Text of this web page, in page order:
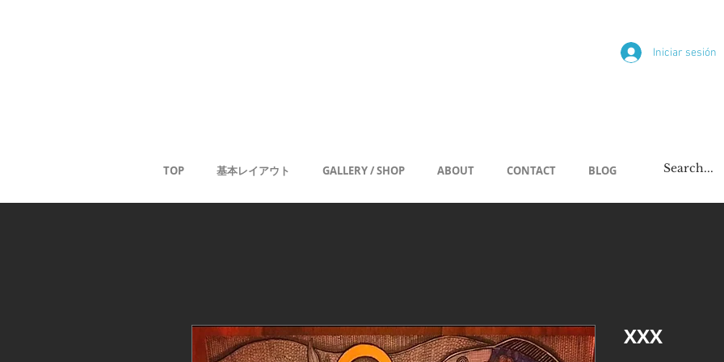
Iniciar sesión
TOP 基本レイアウト GALLERY / SHOP ABOUT CONTACT BLOG
XXX